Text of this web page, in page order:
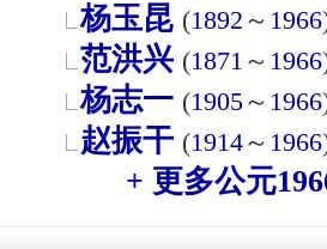
杨玉昆 (1892 ～ 1966
范洪兴 (1871 ～ 1966
杨志一 (1905～ 1966
赵振干 (1914～ 1966
+ 更多公元